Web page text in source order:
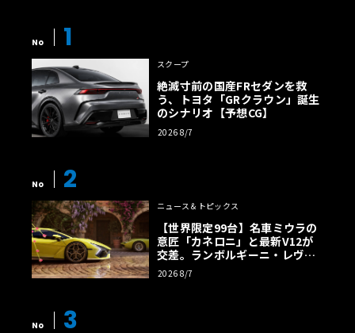
No 1
スクープ
絶滅寸前の国産FRセダンを救
う、トヨタ「GRクラウン」誕生
のシナリオ【予想CG】
2026 8/7
No 2
ニュース＆トピックス
【世界限定99台】名車ミウラの
意匠「カネロニ」と最新V12が
交差。ランボルギーニ・レヴエ
ルトに60周年記念車が登場
2026 8/7
No 3